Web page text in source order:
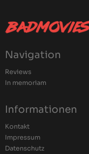
Navigation
Reviews
In memoriam
Informationen
Kontakt
Impressum
Datenschutz